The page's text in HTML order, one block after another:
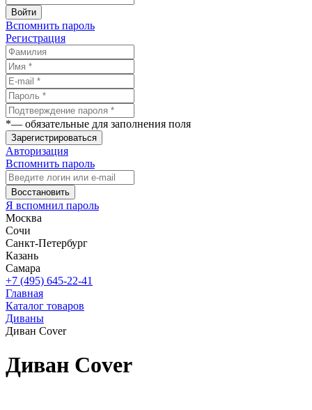
Войти
Вспомнить пароль
Регистрация
*— обязательные для заполнения поля
Зарегистрироваться
Авторизация
Вспомнить пароль
Восстановить
Я вспомнил пароль
Москва
Сочи
Санкт-Петербург
Казань
Самара
+7 (495) 645-22-41
Главная
Каталог товаров
Диваны
Диван Cover
Диван Cover